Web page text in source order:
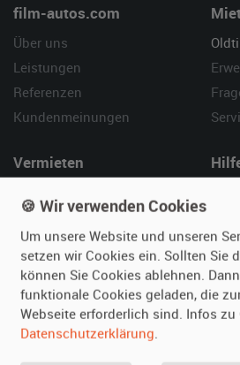
film-autos.com
Über uns
Leistungen
Referenzen
Kundenmeinungen
Vermieten
Fotos senden
Fragen für Vermieter
Inserat verwalten
SPECIAL
Berühmte Filmautos –
🍪 Wir verwenden Cookies
Um unsere Website und unseren
setzen wir Cookies ein. Sollten Sie
können Sie Cookies ablehnen.
funktionale Cookies geladen, die
Webseite erforderlich sind. Infos
Datenschutzerklärung.